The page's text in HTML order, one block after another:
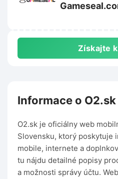
Získajte
Informace o O2.sk
O2.sk je oficiálny web
Slovensku, ktorý poskytuje
mobile, internete a
tu nájdu detailné popisy
a možnosti správy účtu.